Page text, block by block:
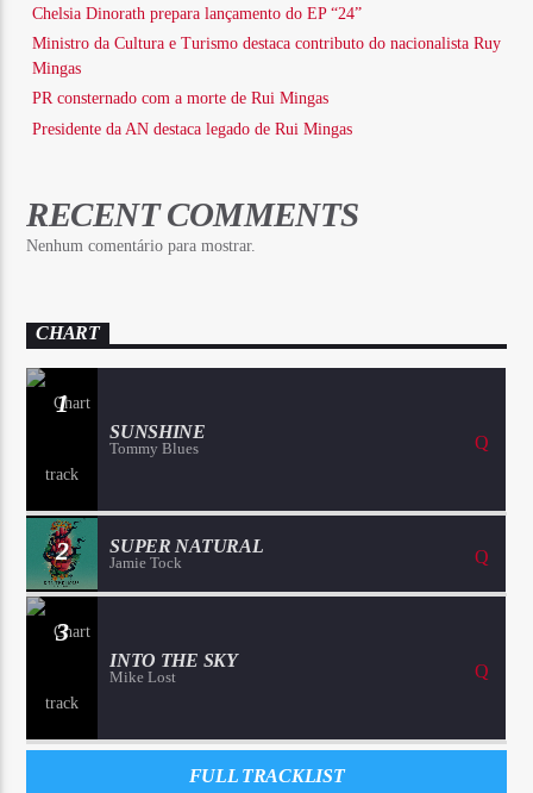
Chelsia Dinorath prepara lançamento do EP “24”
Ministro da Cultura e Turismo destaca contributo do nacionalista Ruy
Mingas
PR consternado com a morte de Rui Mingas
Presidente da AN destaca legado de Rui Mingas
RECENT COMMENTS
Nenhum comentário para mostrar.
CHART
1
SUNSHINE
Tommy Blues
2 SUPER NATURAL
Jamie Tock
3
INTO THE SKY
Mike Lost
FULL TRACKLIST